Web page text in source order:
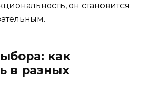
он становится
как
в разных